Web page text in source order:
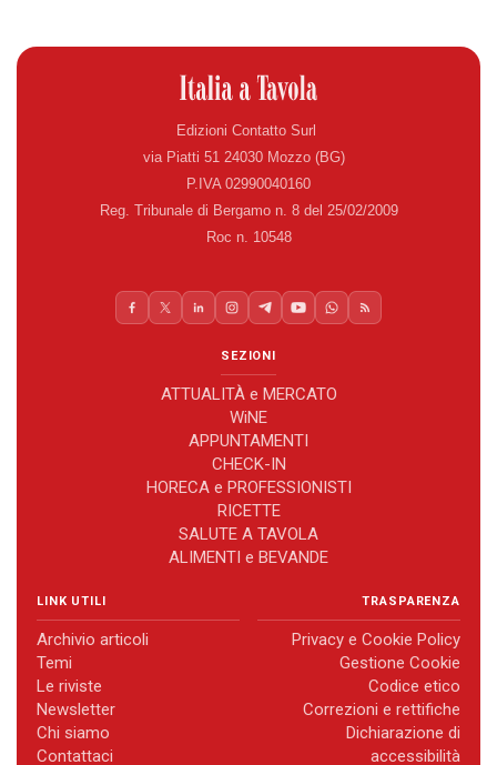
Edizioni Contatto Surl
via Piatti 51 24030 Mozzo (BG)
P.IVA 02990040160
Reg. Tribunale di Bergamo n. 8 del 25/02/2009
Roc n. 10548
SEZIONI
ATTUALITÀ e MERCATO
WiNE
APPUNTAMENTI
CHECK-IN
HORECA e PROFESSIONISTI
RICETTE
SALUTE A TAVOLA
ALIMENTI e BEVANDE
LINK UTILI
Archivio articoli
Temi
Le riviste
Newsletter
Chi siamo
Contattaci
TRASPARENZA
Privacy e Cookie Policy
Gestione Cookie
Codice etico
Correzioni e rettifiche
Dichiarazione di
accessibilità